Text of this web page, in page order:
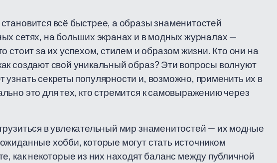
всё быстрее, а образы знаменитостей
сетях, на больших экранах и в модных журналах —
стоит за их успехом, стилем и образом жизни. Кто они на
создают свой уникальный образ? Эти вопросы волнуют
секреты популярности и, возможно, применить их в
это для тех, кто стремится к самовыражению через
в увлекательный мир знаменитостей — их модные
хобби, которые могут стать источником
как некоторые из них находят баланс между публичной